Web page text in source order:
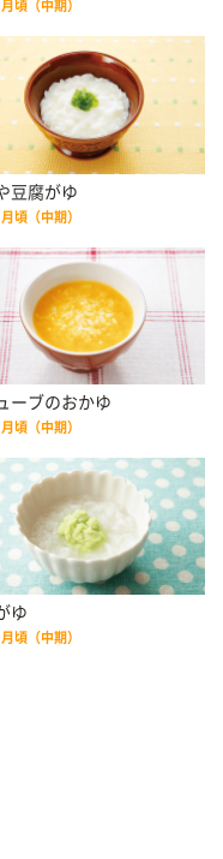
頃（中期）
豆腐がゆ
頃（中期）
ーブのおかゆ
頃（中期）
ゆ
頃（中期）